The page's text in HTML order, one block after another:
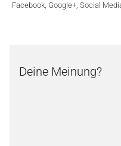
Facebook, Google+, Social
Deine Meinung?